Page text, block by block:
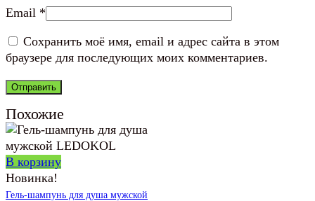
Email *
Сохранить моё имя, email и адрес сайта в этом
браузере для последующих моих комментариев.
Похожие
В корзину
Новинка!
Гель-шампунь для душа мужской